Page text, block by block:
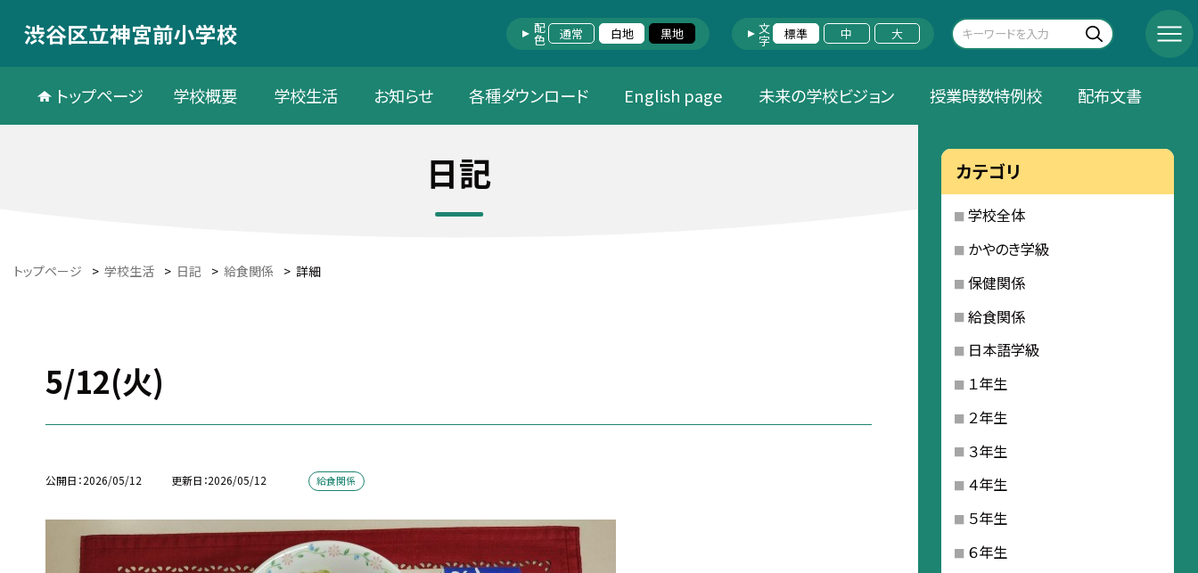
渋谷区立神宮前小学校 配色 通常 白地 黒地 文字 標準 中 大
トップページ 学校概要 学校生活 お知らせ 各種ダウンロード English page 未来の学校ビジョン 授業時数特例校 配布文書
日記
トップページ > 学校生活 > 日記 > 給食関係 > 詳細
5/12(火)
公開日 2026/05/12 更新日 2026/05/12 給食関係
カテゴリ
学校全体
かやのき学級
保健関係
給食関係
日本語学級
１年生
２年生
３年生
４年生
５年生
６年生